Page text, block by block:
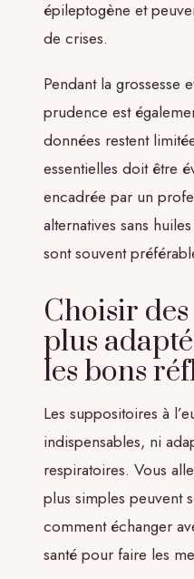
épileptogène et
de crises.
Pendant la grossesse
prudence est
données restent
essentielles doit être
encadrée par un
alternatives sans
sont souvent
Choisir
plus
les bons
Les suppositoires à
indispensables, ni
respiratoires. Vous
plus simples peuvent
comment échanger
santé pour faire les